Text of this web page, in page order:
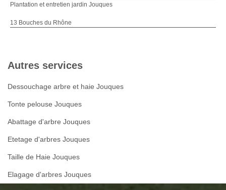
Plantation et entretien jardin Jouques
13 Bouches du Rhône
Autres services
Dessouchage arbre et haie Jouques
Tonte pelouse Jouques
Abattage d'arbre Jouques
Etetage d'arbres Jouques
Taille de Haie Jouques
Elagage d'arbres Jouques